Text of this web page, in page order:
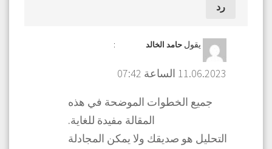
رد
يقول حامد الخالد :
11.06.2023 الساعة 07:42
جميع الخطوات الموضحة في هذه
المقالة مفيدة للغاية.
التحليل هو صديقك ولا يمكن المجادلة